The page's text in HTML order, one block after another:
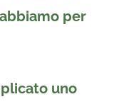
per
uno